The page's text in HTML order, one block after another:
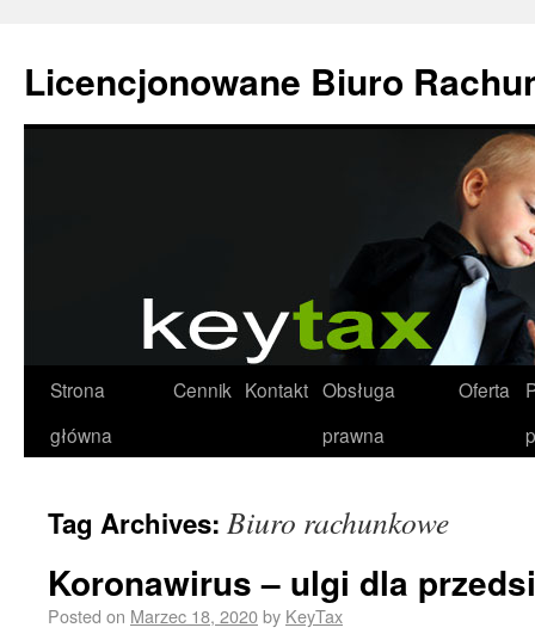
Licencjonowane Biuro
Strona
główna
Cennik Kontakt Obsługa
prawna
Oferta
Tag Archives: Biuro rachunkowe
Koronawirus – ulgi dla
Posted on Marzec 18, 2020by KeyTax